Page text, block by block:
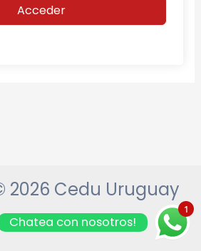
Acceder
2026 Cedu Uruguay
1
Chatea con nosotros!